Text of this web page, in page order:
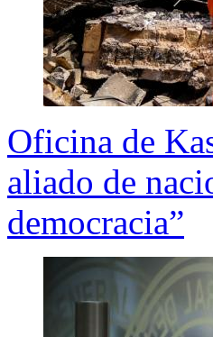
Oficina de
aliado de
democracia”